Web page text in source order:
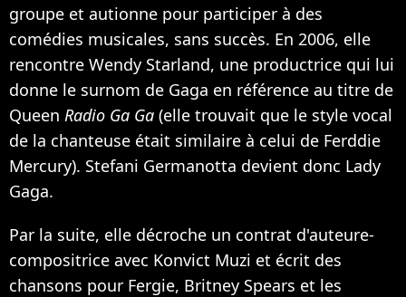
groupe et autionne pour participer à des
comédies musicales, sans succès. En 2006, elle
rencontre Wendy Starland, une productrice qui lui
donne le surnom de Gaga en référence au titre de
Queen Radio Ga Ga (elle trouvait que le style vocal
de la chanteuse était similaire à celui de Ferddie
Mercury). Stefani Germanotta devient donc Lady
Gaga.
Par la suite, elle décroche un contrat d'auteure-
compositrice avec Konvict Muzi et écrit des
chansons pour Fergie, Britney Spears et les